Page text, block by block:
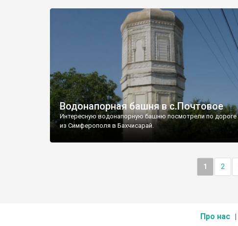
Водонапорная башня в с.Почтовое
Интересную водонапорную башню посмотрели по дороге
из Симферополя в Бахчисарай.
1 2
Про нас